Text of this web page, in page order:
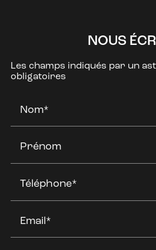
NOUS
Les champs indiqués par un
obligatoires
Nom*
Prénom
Téléphone*
Email*